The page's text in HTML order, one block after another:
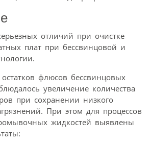
отличий при очистке
плат при бессвинцовой и
флюсов бессвинцовых
увеличение количества
при сохранении низкого
При этом для процессов
жидкостей выявлены